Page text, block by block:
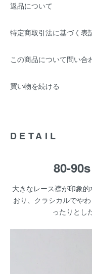
返品について
特定商取引法に基づく表
この商品について問い合
買い物を続ける
DETAIL
80-
大きなレース襟が印象
おり、クラシカルでや
ったりとし